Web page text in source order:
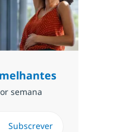
semana
Subscrever